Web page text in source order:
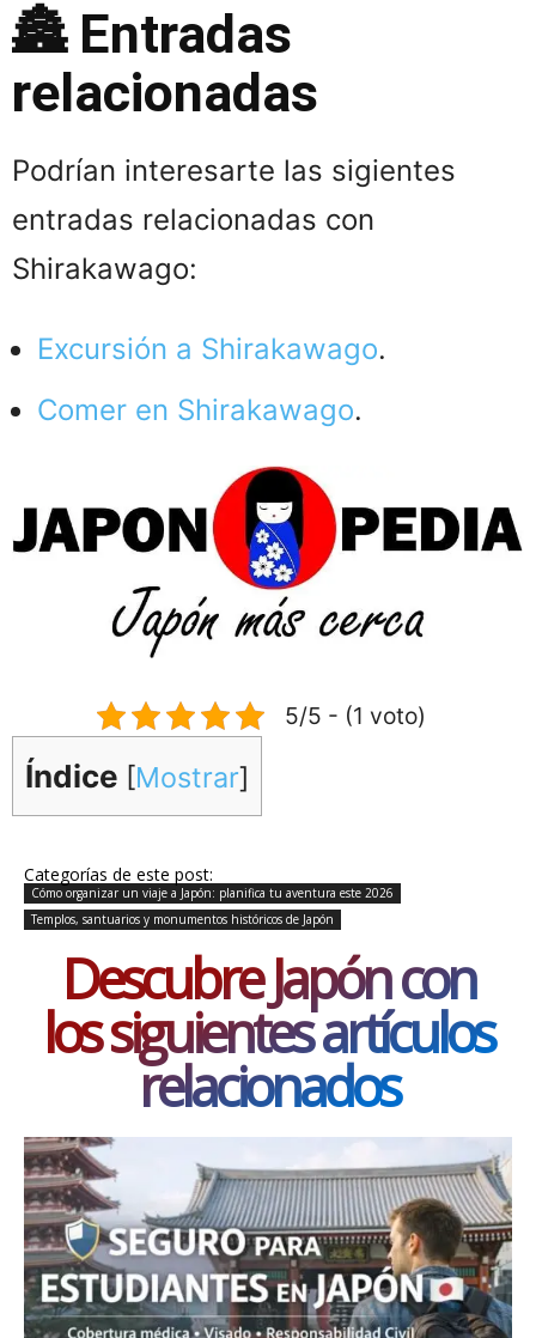
🏯 Entradas
relacionadas
Podrían interesarte las sigientes
entradas relacionadas con
Shirakawago:
Excursión a Shirakawago.
Comer en Shirakawago.
5/5 - (1 voto)
Índice [Mostrar]
Categorías de este post:
Cómo organizar un viaje a Japón: planifica tu aventura este 2026
Templos, santuarios y monumentos históricos de Japón
Descubre Japón con
los siguientes artículos
relacionados